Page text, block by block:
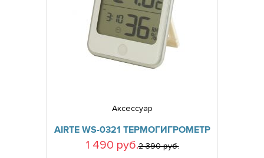
Аксессуар
AIRTE WS-0321 ТЕРМОГИГРОМЕТР
1 490 руб.2 390 руб.